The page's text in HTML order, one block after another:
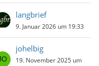
langbrief
9. Januar 2026 um 19:33
johelbig
19. November 2025 um